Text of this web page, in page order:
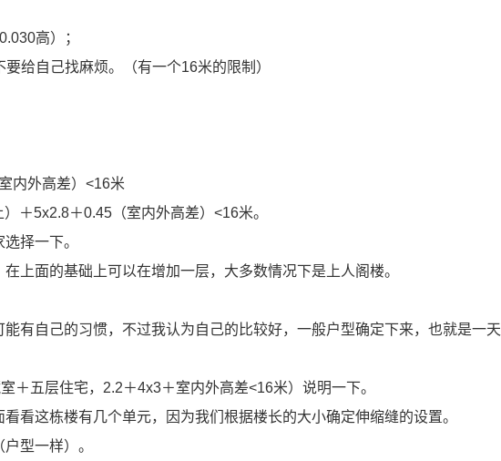
0.030高）；
要给自己找麻烦。（有一个16米的限制）
室内外高差）<16米
）＋5x2.8＋0.45 （室内外高差）<16米。
择一下。
上面的基础上可以在增加一层，大多数情况下是上人阁楼。
有自己的习惯，不过我认为自己的比较好，一般户型确定下来，也就是一
＋五层住宅， 2.2＋4x3＋室内外高差<16米）说明一下。
看这栋楼有几个单元，因为我们根据楼长的大小确定伸缩缝的设置。
型一样）。